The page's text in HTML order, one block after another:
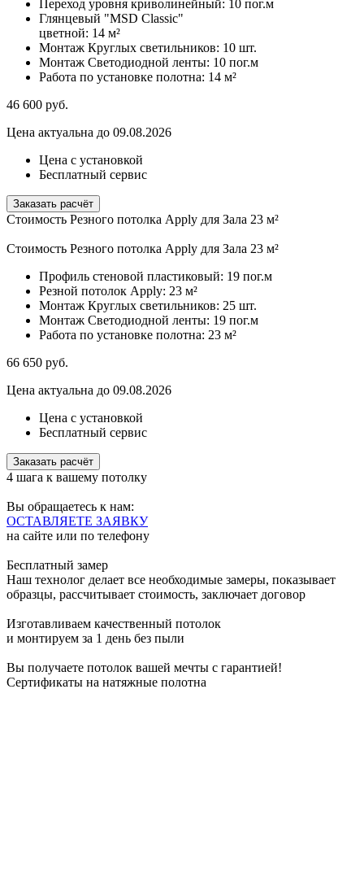
Переход уровня криволинейный: 10 пог.м
Глянцевый "MSD Classic"
цветной: 14 м²
Монтаж Круглых светильников: 10 шт.
Монтаж Светодиодной ленты: 10 пог.м
Работа по установке полотна: 14 м²
46 600 руб.
Цена актуальна до 09.08.2026
Цена с установкой
Бесплатный сервис
Заказать расчёт
Стоимость Резного потолка Apply для Зала 23 м²
Стоимость Резного потолка Apply для Зала 23 м²
Профиль стеновой пластиковый: 19 пог.м
Резной потолок Apply: 23 м²
Монтаж Круглых светильников: 25 шт.
Монтаж Светодиодной ленты: 19 пог.м
Работа по установке полотна: 23 м²
66 650 руб.
Цена актуальна до 09.08.2026
Цена с установкой
Бесплатный сервис
Заказать расчёт
4 шага к вашему потолку
Вы обращаетесь к нам:
ОСТАВЛЯЕТЕ ЗАЯВКУ
на сайте или по телефону
Бесплатный замер
Наш технолог делает все необходимые замеры, показывает
образцы, рассчитывает стоимость, заключает договор
Изготавливаем качественный потолок
и монтируем за 1 день без пыли
Вы получаете потолок вашей мечты с гарантией!
Сертификаты на натяжные полотна